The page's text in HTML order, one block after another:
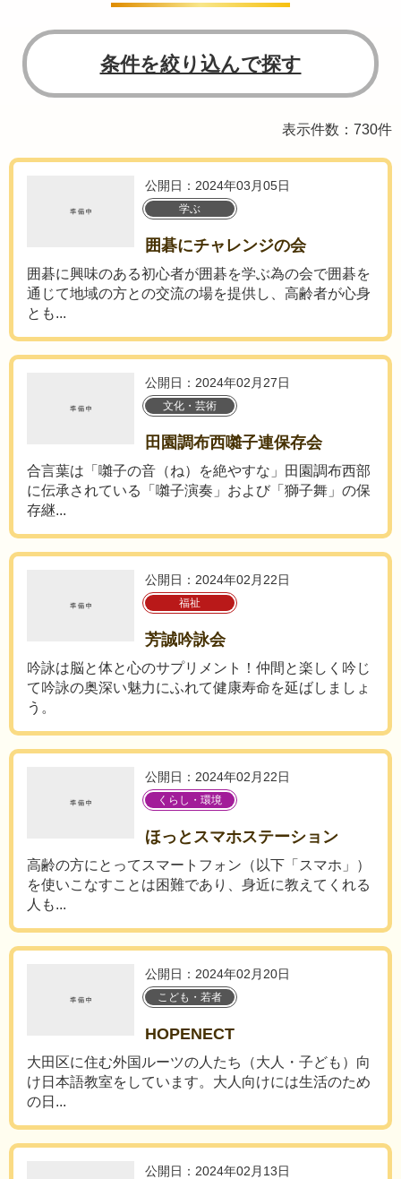
条件を絞り込んで探す
表示件数：730件
公開日：2024年03月05日
学ぶ
囲碁にチャレンジの会
囲碁に興味のある初心者が囲碁を学ぶ為の会で囲碁を
通じて地域の方との交流の場を提供し、高齢者が心身
とも...
公開日：2024年02月27日
文化・芸術
田園調布西囃子連保存会
合言葉は「囃子の音（ね）を絶やすな」田園調布西部
に伝承されている「囃子演奏」および「獅子舞」の保
存継...
公開日：2024年02月22日
福祉
芳誠吟詠会
吟詠は脳と体と心のサプリメント！仲間と楽しく吟じ
て吟詠の奥深い魅力にふれて健康寿命を延ばしましょ
う。
公開日：2024年02月22日
くらし・環境
ほっとスマホステーション
高齢の方にとってスマートフォン（以下「スマホ」）
を使いこなすことは困難であり、身近に教えてくれる
人も...
公開日：2024年02月20日
こども・若者
HOPENECT
大田区に住む外国ルーツの人たち（大人・子ども）向
け日本語教室をしています。大人向けには生活のため
の日...
公開日：2024年02月13日